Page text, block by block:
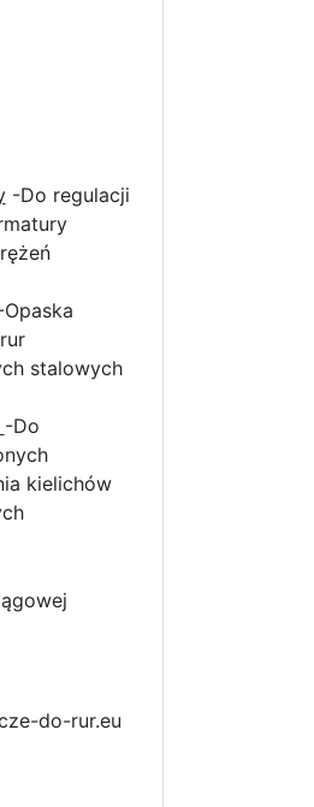
-Do regulacji
Opaska
stalowych
-Do
kielichów
do-rur.eu